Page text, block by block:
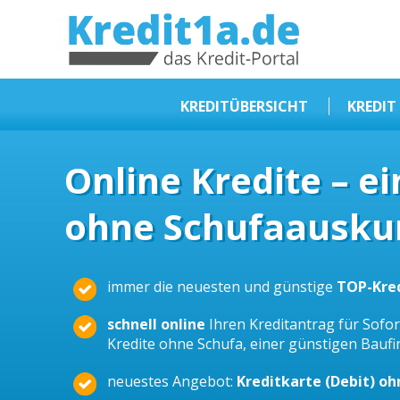
KREDIT1A.DE
KREDITÜBERSICHT
Kredit ohne Schufa
Baufinanzierungen
Kleinkredit
Beamtendarlehen
Online Kredite –
ohne
immer die neuesten und günstige TOP-
schnell online Ihren Kreditantrag für
Kredite ohne Schufa, einer günstigen
neuestes Angebot: Kreditkarte (Debit)